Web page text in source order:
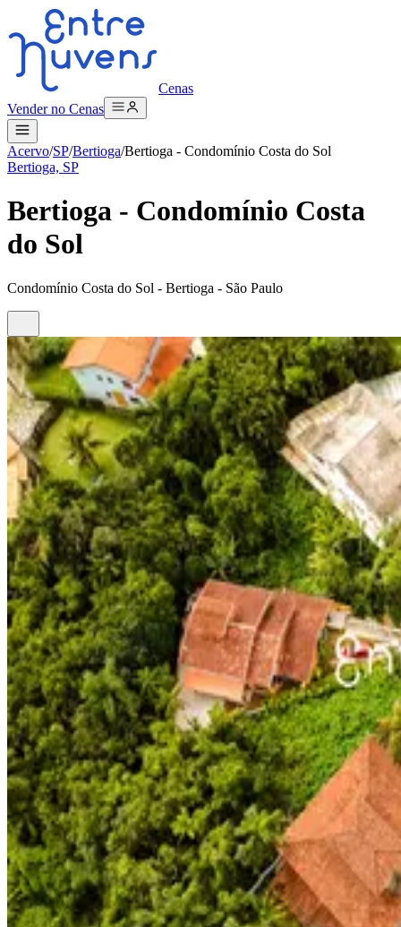
Cenas
Vender no Cenas
Acervo/SP/Bertioga/Bertioga - Condomínio Costa do Sol
Bertioga, SP
Bertioga - Condomínio Costa
do Sol
Condomínio Costa do Sol - Bertioga - São Paulo